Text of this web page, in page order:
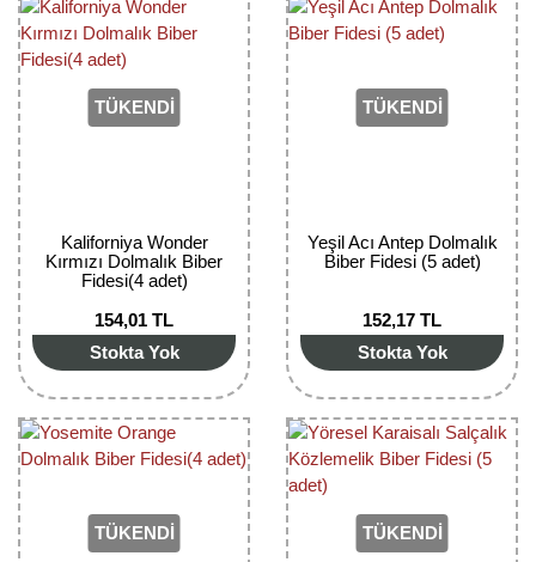
TÜKENDİ
Kaliforniya Wonder
Kırmızı Dolmalık Biber
Fidesi(4 adet)
154,01 TL
Stokta Yok
TÜKENDİ
Yeşil Acı Antep Dolmalık
Biber Fidesi (5 adet)
152,17 TL
Stokta Yok
TÜKENDİ TÜKENDİ
Frenk Üzümü Fidanı
Girebolu Fidanı
Goji Berry Fidanı
Kapari Gebre Otu Fidanı
Kayısı Fidanı
Keçiboynuzu Fidanı
Kestane Fidanı
Kivi Fidanı